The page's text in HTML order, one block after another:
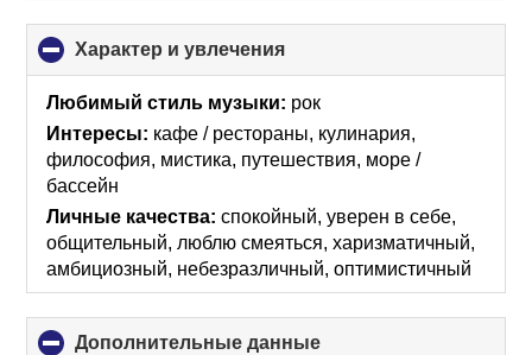
Характер и увлечения
to
collapse
Любимый стиль музыки: рок
Интересы: кафе / рестораны, кулинария,
философия, мистика, путешествия, море /
бассейн
Личные качества: спокойный, уверен в себе,
общительный, люблю смеяться, харизматичный,
амбициозный, небезразличный, оптимистичный
Дополнительные данные